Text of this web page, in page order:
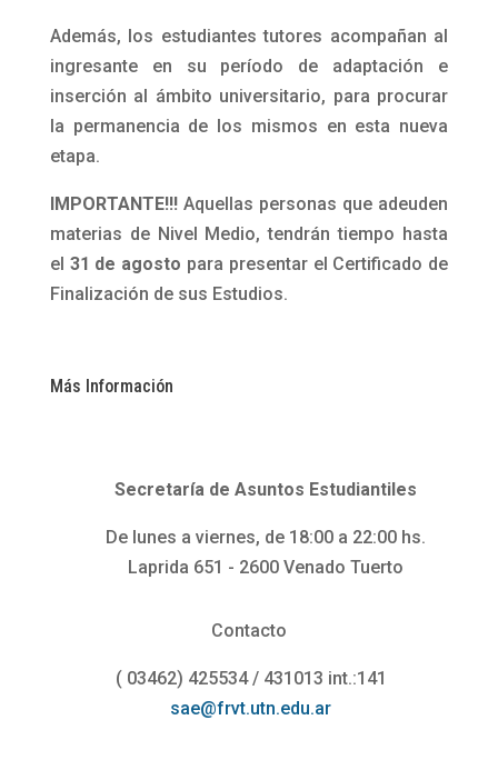
Además, los estudiantes tutores acompañan al
ingresante en su período de adaptación e
inserción al ámbito universitario, para procurar
la permanencia de los mismos en esta nueva
etapa.
IMPORTANTE!!!Aquellas personas que adeuden
materias de Nivel Medio, tendrán tiempo hasta
el 31 de agosto para presentar el Certificado de
Finalización de sus Estudios.
Más Información
Secretaría de Asuntos Estudiantiles
De lunes a viernes, de 18:00 a 22:00 hs.
Laprida 651 - 2600 Venado Tuerto
Contacto
( 03462) 425534 / 431013 int.:141
sae@frvt.utn.edu.ar